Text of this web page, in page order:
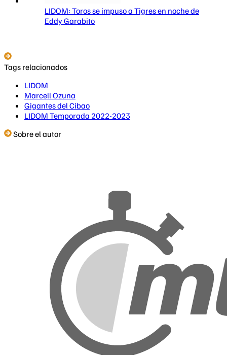
LIDOM: Toros se impuso a Tigres en noche de
Eddy Garabito
Tags relacionados
LIDOM
Marcell Ozuna
Gigantes del Cibao
LIDOM Temporada 2022-2023
Sobre el autor